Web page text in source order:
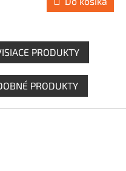
PRODUKTY
PRODUKTY